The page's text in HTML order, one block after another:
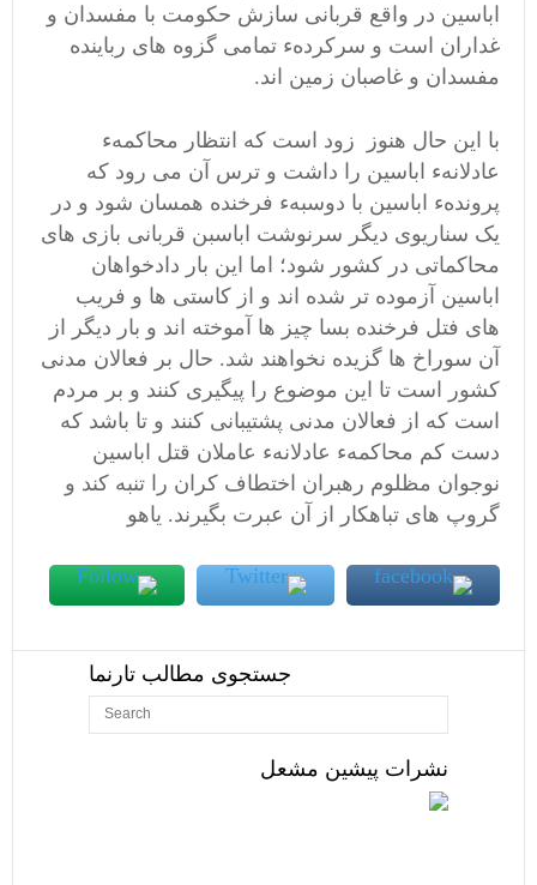
اباسین در واقع قربانی سازش حکومت با مفسدان و
غداران است و سرکردهء تمامی گزوه های رباینده
مفسدان و غاصبان زمین اند.
با این حال هنوز زود است که انتظار محاکمهء
عادلانهء اباسین را داشت و ترس آن می رود که
پروندهء اباسین با دوسبهء فرخنده همسان شود و در
یک سناریوی دیگر سرنوشت اباسبن قربانی بازی های
محاکماتی در کشور شود؛ اما این بار دادخواهان
اباسین آزموده تر شده اند و از کاستی ها و فریب
های فتل فرخنده بسا چیز ها آموخته اند و بار دیگر از
آن سوراخ ها گزیده نخواهند شد. حال بر فعالان مدنی
کشور است تا این موضوع را پیگیری کنند و بر مردم
است که از فعالان مدنی پشتیبانی کنند و تا باشد که
دست کم محاکمهء عادلانهء عاملان قتل اباسین
نوجوان مظلوم رهبران اختطاف کران را تنبه کند و
گروپ های تباهکار از آن عبرت بگیرند. یاهو
جستجوی مطالب تارنما
نشرات پیشین مشعل